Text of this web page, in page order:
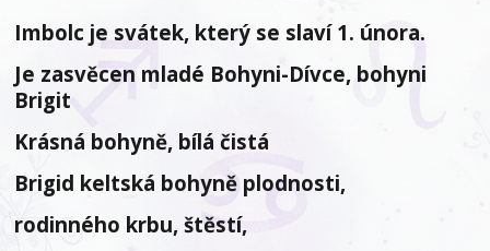
Imbolc je svátek, který se slaví 1. února.
Je zasvěcen mladé Bohyni-Dívce, bohyni
Brigit
Krásná bohyně, bílá čistá
Brigid keltská bohyně plodnosti,
rodinného krbu, štěstí,